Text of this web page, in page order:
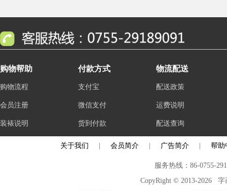
购物帮助
购物流程
会员注册
装裱说明
付款方式
支付宝
微信支付
货到付款
物流配送
配送政策
运费说明
配送查询
关于我们 会员简介 广告简介 帮助
服务热线：86-0755-
CopyRight © 2013-2026 字